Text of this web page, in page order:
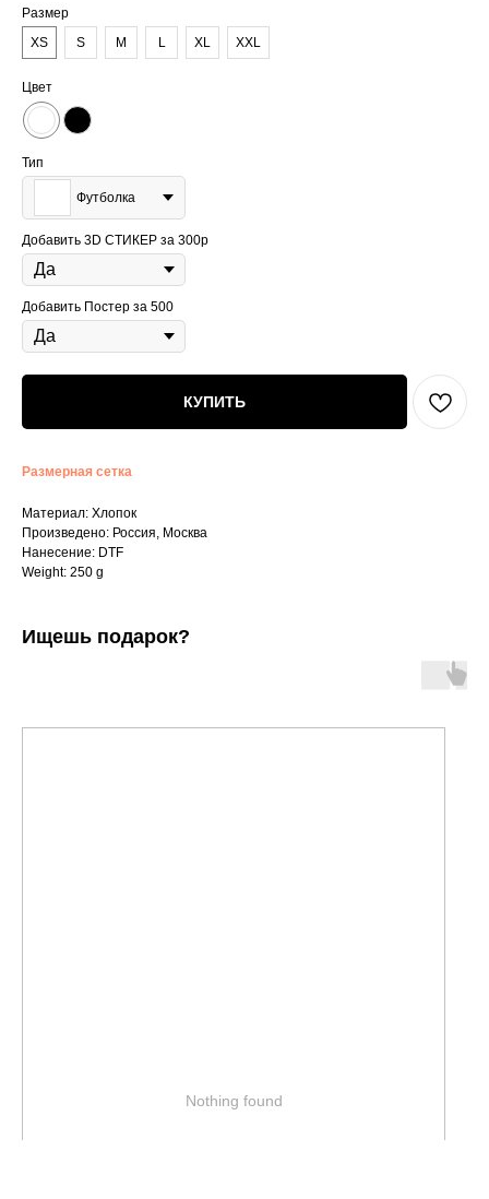
Размер
XS
S M L XL XXL
Цвет
Тип
Футболка
Добавить 3D СТИКЕР за 300р
Добавить Постер за 500
КУПИТЬ
Размерная сетка
Материал: Хлопок
Произведено: Россия, Москва
Нанесение: DTF
Weight: 250 g
Ищешь подарок?
Nothing found